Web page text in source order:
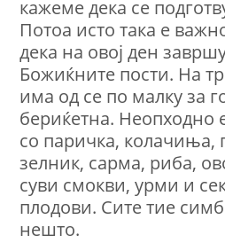
кажеме дека се
Потоа исто така е
дека на овој ден
Божиќните пости. На
има од се по малку за
бериќетна. Неопходно
со паричка, колачиња,
зелник, сарма, риба,
суви смокви, урми и
плодови. Сите тие
нешто.